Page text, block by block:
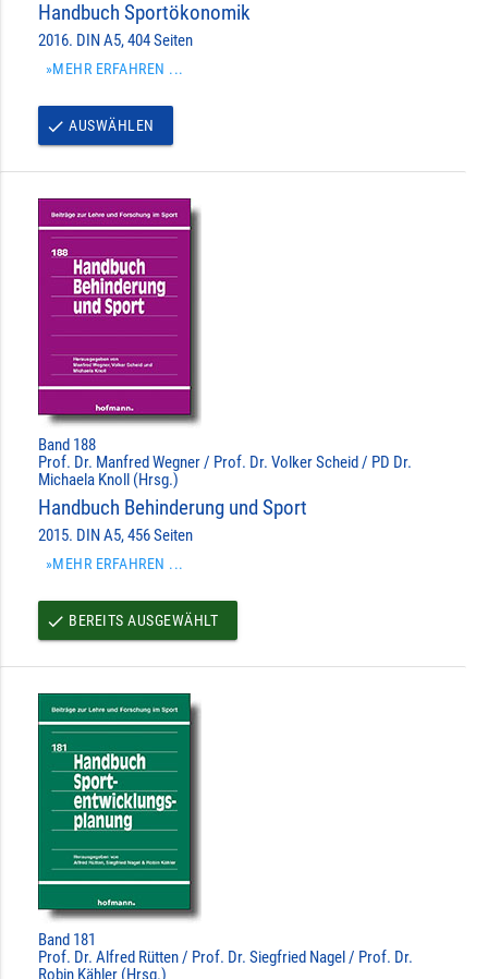
Handbuch Sportökonomik
2016. DIN A5, 404 Seiten
»MEHR ERFAHREN ...
done AUSWÄHLEN
Band 188
Prof. Dr. Manfred Wegner / Prof. Dr. Volker Scheid / PD Dr.
Michaela Knoll (Hrsg.)
Handbuch Behinderung und Sport
2015. DIN A5, 456 Seiten
»MEHR ERFAHREN ...
done BEREITS AUSGEWÄHLT
Band 181
Prof. Dr. Alfred Rütten / Prof. Dr. Siegfried Nagel / Prof. Dr.
Robin Kähler (Hrsg.)